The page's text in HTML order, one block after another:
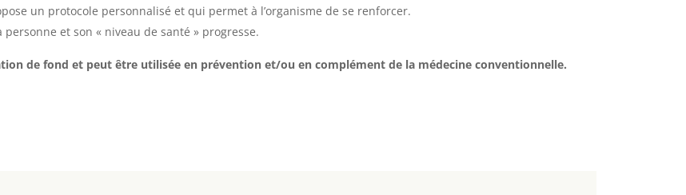
un protocole personnalisé et qui permet à l’organisme de se renforcer.
et son « niveau de santé » progresse.
de fond et peut être utilisée en prévention et/ou en complément de la médecine conventionnelle.